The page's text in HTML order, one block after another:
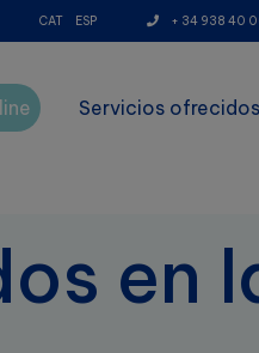
CAT ESP + 34 938 40
Servicios
en